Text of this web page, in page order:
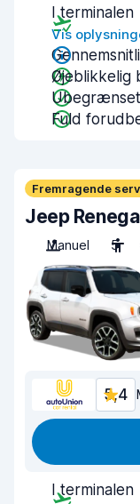
I terminalen
Vis
Øjeblikkelig
Fuld
Fremragende
Jeep
Manuel
5
5,4
I terminalen